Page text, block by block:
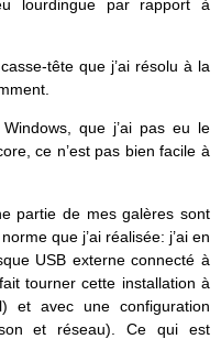
lourdingue par rapport à
tête que j’ai résolu à la
que j’ai pas eu le
ce n’est pas bien facile à
partie de mes galères sont
que j’ai réalisée: j’ai en
USB externe connecté à
tourner cette installation à
et avec une configuration
et réseau). Ce qui est